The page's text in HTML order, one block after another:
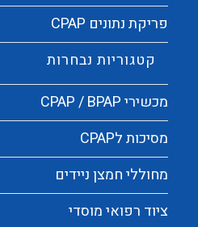
פריקת נתונים CPAP
קטגוריות נבחרות
מכשירי CPAP / BPAP
מסיכות לCPAP
מחוללי חמצן ניידים
ציוד רפואי מוסדי